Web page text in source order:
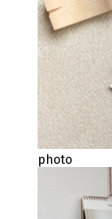
photo